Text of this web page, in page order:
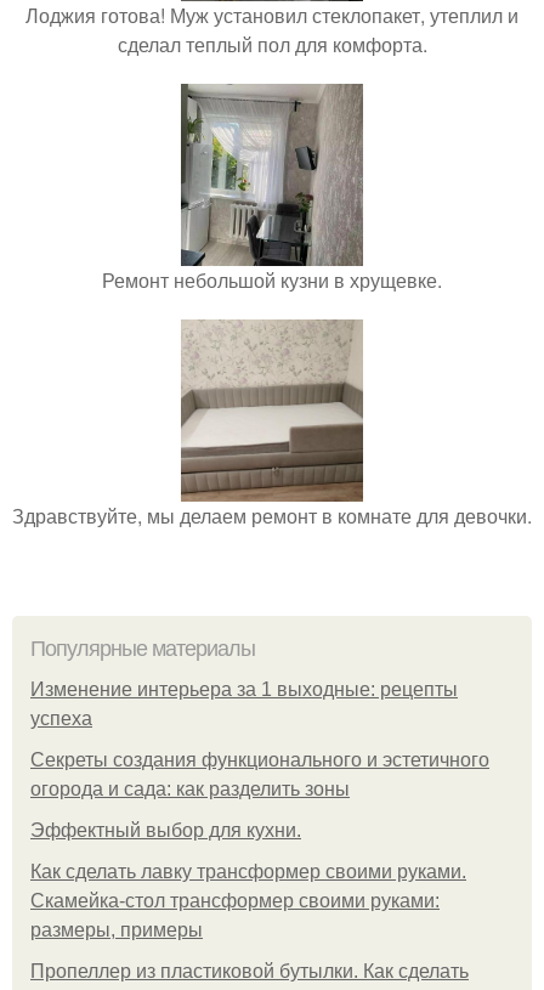
Лоджия готова! Муж установил стеклопакет, утеплил и
сделал теплый пол для комфорта.
Ремонт небольшой кузни в хрущевке.
Здравствуйте, мы делаем ремонт в комнате для девочки.
Популярные материалы
Изменение интерьера за 1 выходные: рецепты
успеха
Секреты создания функционального и эстетичного
огорода и сада: как разделить зоны
Эффектный выбор для кухни.
Как сделать лавку трансформер своими руками.
Скамейка-стол трансформер своими руками:
размеры, примеры
Пропеллер из пластиковой бутылки. Как сделать